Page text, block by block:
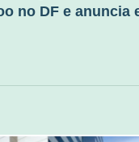
no DF e anuncia